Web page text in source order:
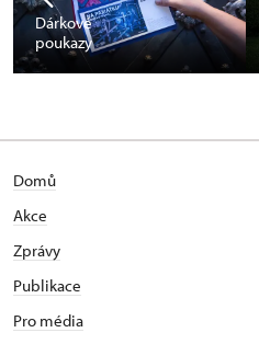
Dárkové
poukazy
Domů
Akce
Zprávy
Publikace
Pro média